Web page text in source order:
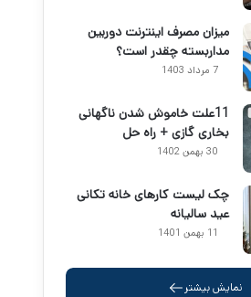
میزان مصرف اینترنت دوربین
مداربسته چقدر است؟
7 مرداد 1403
11علت خاموش شدن ناگهانی
بخاری گازی + راه حل
30 بهمن 1402
چک لیست کارهای خانه تکانی
عید سالیانه
11 بهمن 1401
نمایش بیشتر